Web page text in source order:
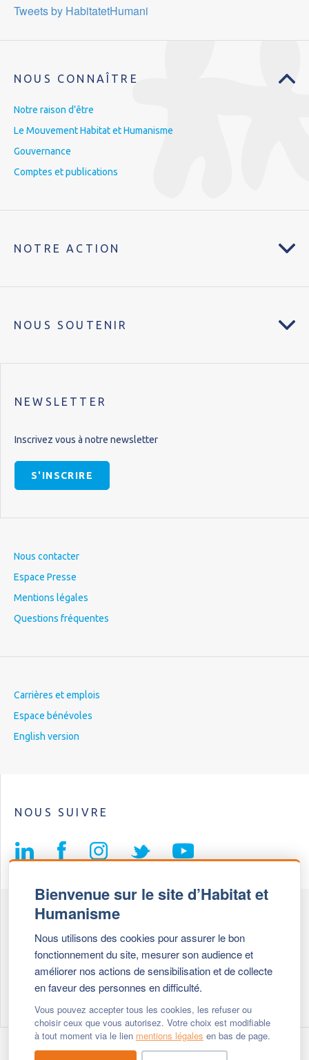
Bienvenue sur le site d’Habitat et
Humanisme
Nous utilisons des cookies pour assurer le bon
fonctionnement du site, mesurer son audience et
améliorer nos actions de sensibilisation et de collecte
en faveur des personnes en difficulté.
Vous pouvez accepter tous les cookies, les refuser ou
choisir ceux que vous autorisez. Votre choix est modifiable
à tout moment via le lien mentions légales en bas de page.
Tweets by HabitatetHumani
NOUS CONNAÎTRE
Notre raison d’être
Le Mouvement Habitat et Humanisme
Gouvernance
Comptes et publications
NOTRE ACTION
NOUS SOUTENIR
NEWSLETTER
Inscrivez vous à notre newsletter
S'INSCRIRE
Nous contacter
Espace Presse
Mentions légales
Questions fréquentes
Carrières et emplois
Espace bénévoles
English version
NOUS SUIVRE
69647 Caluire et Cuire cedex
+ 33 (0)4 72 27 42 58
- © 2026 Habitat & Humanisme